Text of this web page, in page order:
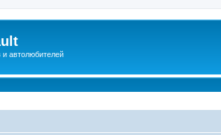
автолюбителей